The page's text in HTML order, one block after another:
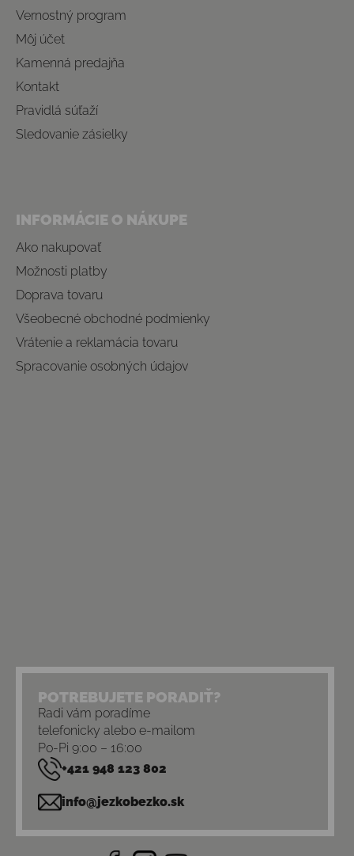
Vernostný program
Môj účet
Kamenná predajňa
Kontakt
Pravidlá súťaží
Sledovanie zásielky
INFORMÁCIE O NÁKUPE
Ako nakupovať
Možnosti platby
Doprava tovaru
Všeobecné obchodné podmienky
Vrátenie a reklamácia tovaru
Spracovanie osobných údajov
POTREBUJETE PORADIŤ?
Radi vám poradíme
telefonicky alebo e-mailom
Po-Pi 9:00 – 16:00
+421 948 123 802
info@jezkobezko.sk